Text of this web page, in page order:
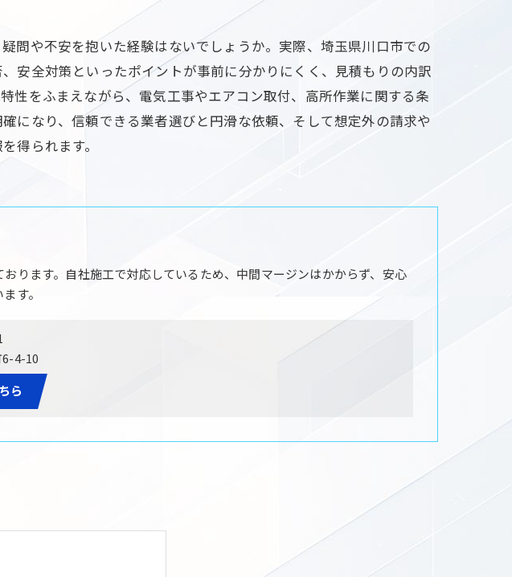
問や不安を抱いた経験はないでしょうか。実際、埼玉県川口市での
安全対策といったポイントが事前に分かりにくく、見積もりの内訳
性をふまえながら、電気工事やエアコン取付、高所作業に関する条
になり、信頼できる業者選びと円滑な依頼、そして想定外の請求や
得られます。
ります。自社施工で対応しているため、中間マージンはかからず、安心
す。
4-10
ら